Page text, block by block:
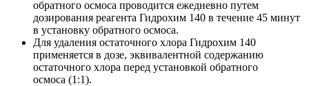
обратного осмоса проводится ежедневно путем
дозирования реагента Гидрохим 140 в течение 45 минут
в установку обратного осмоса.
Для удаления остаточного хлора Гидрохим 140
применяется в дозе, эквивалентной содержанию
остаточного хлора перед установкой обратного
осмоса (1:1).